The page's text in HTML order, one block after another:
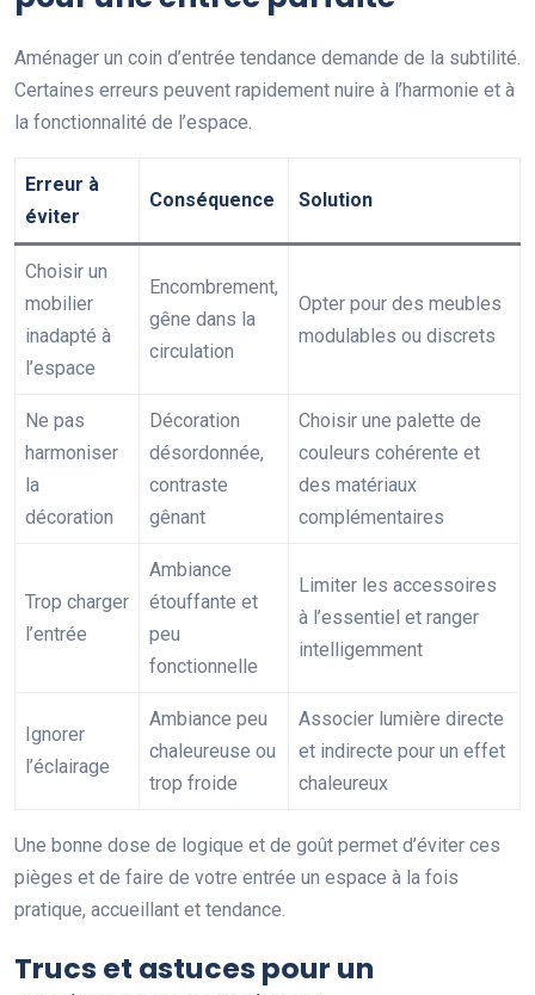
Aménager un coin d’entrée tendance demande de la subtilité.
Certaines erreurs peuvent rapidement nuire à l’harmonie et à
la fonctionnalité de l’espace.
Erreur à
éviter
Conséquence Solution
Choisir un
mobilier
inadapté à
l’espace
Encombrement,
gêne dans la
circulation
Opter pour des meubles
modulables ou discrets
Ne pas
harmoniser
la
décoration
Décoration
désordonnée,
contraste
gênant
Choisir une palette de
couleurs cohérente et
des matériaux
complémentaires
Trop charger
l’entrée
Ambiance
étouffante et
peu
fonctionnelle
Limiter les accessoires
à l’essentiel et ranger
intelligemment
Ignorer
l’éclairage
Ambiance peu
chaleureuse ou
trop froide
Associer lumière directe
et indirecte pour un effet
chaleureux
Une bonne dose de logique et de goût permet d’éviter ces
pièges et de faire de votre entrée un espace à la fois
pratique, accueillant et tendance.
Trucs et astuces pour un